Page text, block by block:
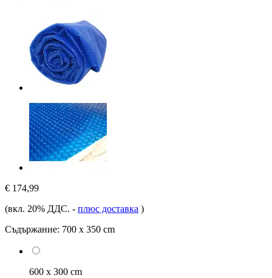
€ 174,99
(вкл. 20% ДДС. - плюс доставка )
Съдържание: 700 x 350 cm
600 x 300 cm